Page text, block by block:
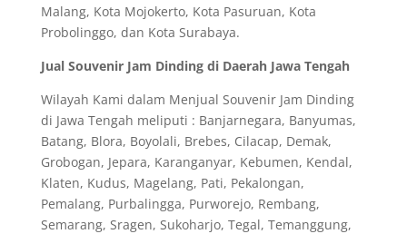
Malang, Kota Mojokerto, Kota Pasuruan, Kota
Probolinggo, dan Kota Surabaya.
Jual Souvenir Jam Dinding di Daerah Jawa Tengah
Wilayah Kami dalam Menjual Souvenir Jam Dinding
di Jawa Tengah meliputi : Banjarnegara, Banyumas,
Batang, Blora, Boyolali, Brebes, Cilacap, Demak,
Grobogan, Jepara, Karanganyar, Kebumen, Kendal,
Klaten, Kudus, Magelang, Pati, Pekalongan,
Pemalang, Purbalingga, Purworejo, Rembang,
Semarang, Sragen, Sukoharjo, Tegal, Temanggung,